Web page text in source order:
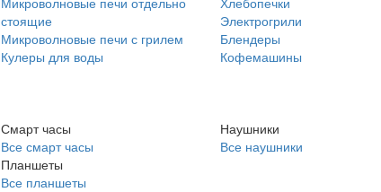
стоящие
Микроволновые печи с грилем
Кулеры для воды
Электрогрили
Блендеры
Кофемашины
Смарт часы
Все смарт часы
Планшеты
Все планшеты
Наушники
Все наушники